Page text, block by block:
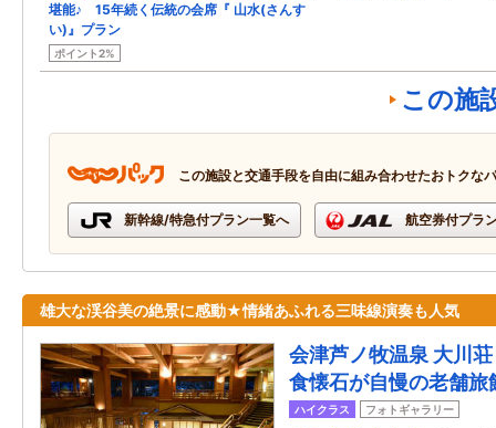
堪能♪ 15年続く伝統の会席『 山水(さんす
い)』プラン
ポイント2%
この施
この施設と交通手段を自由に組み合わせたおトクな
新幹線/特急付プラン一覧へ 航空券付プラ
雄大な渓谷美の絶景に感動★情緒あふれる三味線演奏も人気
会津芦ノ牧温泉 大川
食懐石が自慢の老舗旅
ハイクラス フォトギャラリー